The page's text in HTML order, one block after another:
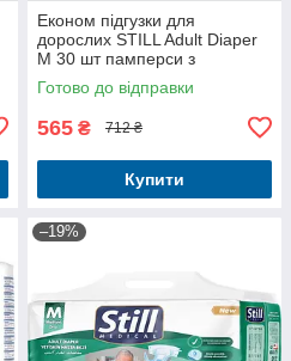
Економ підгузки для
дорослих STILL Adult Diaper
M 30 шт памперси з
індикатором наповнення
Готово до відправки
565 ₴ 712 ₴
Купити
–19%